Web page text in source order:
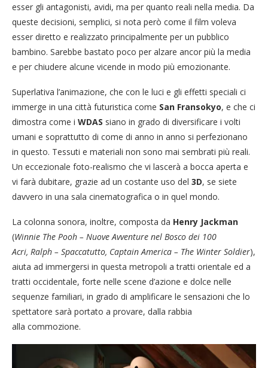
esser gli antagonisti, avidi, ma per quanto reali nella media. Da
queste decisioni, semplici, si nota però come il film voleva
esser diretto e realizzato principalmente per un pubblico
bambino. Sarebbe bastato poco per alzare ancor più la media
e per chiudere alcune vicende in modo più emozionante.
Superlativa l’animazione, che con le luci e gli effetti speciali ci
immerge in una città futuristica come San Fransokyo, e che ci
dimostra come i WDAS siano in grado di diversificare i volti
umani e soprattutto di come di anno in anno si perfezionano
in questo. Tessuti e materiali non sono mai sembrati più reali.
Un eccezionale foto-realismo che vi lascerà a bocca aperta e
vi farà dubitare, grazie ad un costante uso del 3D, se siete
davvero in una sala cinematografica o in quel mondo.
La colonna sonora, inoltre, composta da Henry Jackman
(Winnie The Pooh – Nuove Avventure nel Bosco dei 100
Acri, Ralph – Spaccatutto, Captain America – The Winter Soldier),
aiuta ad immergersi in questa metropoli a tratti orientale ed a
tratti occidentale, forte nelle scene d’azione e dolce nelle
sequenze familiari, in grado di amplificare le sensazioni che lo
spettatore sarà portato a provare, dalla rabbia
alla commozione.